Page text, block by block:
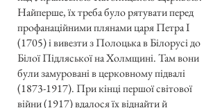
Найперше, їх треба було рятувати перед
профанаційними плянами царя Петра І
(1705) і вивезти з Полоцька в Білорусі до
Білої Підляської на Холмщині. Там вони
були замуровані в церковному підвалі
(1873-1917). При кінці першої світової
війни (1917) вдалося їх віднайти й